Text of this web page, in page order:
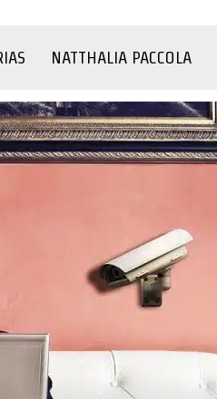
NATTHALIA PACCOLA